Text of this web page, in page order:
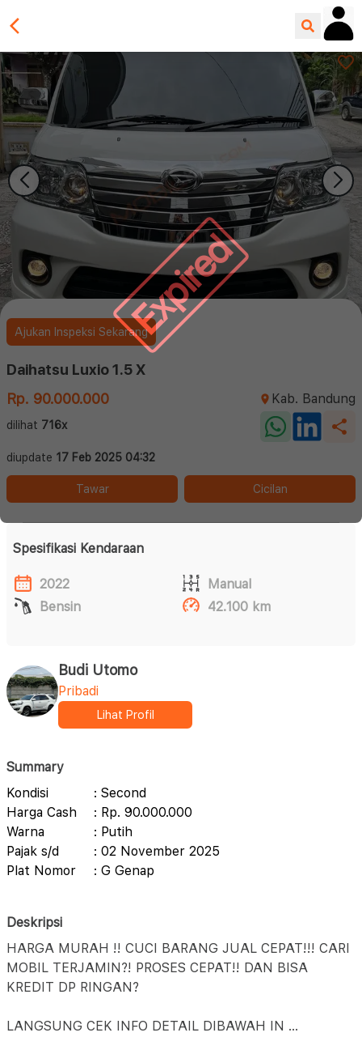
Expired
Ajukan Inspeksi Sekarang
Daihatsu Luxio 1.5 X
Rp. 90.000.000
Kab. Bandung
dilihat 716x
diupdate 17 Feb 2025 04:32
Tawar Cicilan
Spesifikasi Kendaraan
2022
Manual
Bensin
42.100 km
Budi Utomo
Pribadi
Lihat Profil
Summary
Kondisi
: Second
Harga Cash
: Rp. 90.000.000
Warna
: Putih
Pajak s/d
: 02 November 2025
Plat Nomor
: G Genap
Deskripsi
HARGA MURAH !! CUCI BARANG JUAL CEPAT!!! CARI
MOBIL TERJAMIN?! PROSES CEPAT!! DAN BISA
KREDIT DP RINGAN?
LANGSUNG CEK INFO DETAIL DIBAWAH IN ...